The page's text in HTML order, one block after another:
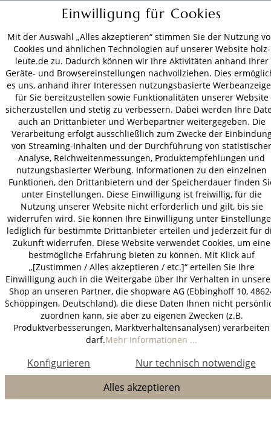
© 2026 HOLZ-LEUTE
* Alle Preise inkl. gesetzl. Mehrwertsteuer zzgl.
Versandkosten
Einwilligung für Cookies
Mit der Auswahl „Alles akzeptieren“ stimmen Sie der Nutzung
Cookies und ähnlichen Technologien auf unserer Website holz-
leute.de zu. Dadurch können wir Ihre Aktivitäten anhand Ihrer
Geräte- und Browsereinstellungen nachvollziehen. Dies
es uns, anhand ihrer Interessen nutzungsbasierte
für Sie bereitzustellen sowie Funktionalitäten unserer Website
sicherzustellen und stetig zu verbessern. Dabei werden Ihre
auch an Drittanbieter und Werbepartner weitergegeben. Die
Verarbeitung erfolgt ausschließlich zum Zwecke der
von Streaming-Inhalten und der Durchführung von statistischer
Analyse, Reichweitenmessungen, Produktempfehlungen und
nutzungsbasierter Werbung. Informationen zu den einzelnen
Funktionen, den Drittanbietern und der Speicherdauer finden
unter Einstellungen. Diese Einwilligung ist freiwillig, für die
Nutzung unserer Website nicht erforderlich und gilt, bis sie
widerrufen wird. Sie können Ihre Einwilligung unter
lediglich für bestimmte Drittanbieter erteilen und jederzeit für
Zukunft widerrufen. Diese Website verwendet Cookies, um eine
bestmögliche Erfahrung bieten zu können. Mit Klick auf
„[Zustimmen / Alles akzeptieren / etc.]“ erteilen Sie Ihre
Einwilligung auch in die Weitergabe über Ihr Verhalten in
Shop an unseren Partner, die shopware AG (Ebbinghoff 10,
Schöppingen, Deutschland), die diese Daten Ihnen nicht
zuordnen kann, sie aber zu eigenen Zwecken (z.B.
Produktverbesserungen, Marktverhaltensanalysen) verarbeiten
darf.Mehr Informationen ...
Nur technisch notwendige
Konfigurieren
Alles akzeptieren